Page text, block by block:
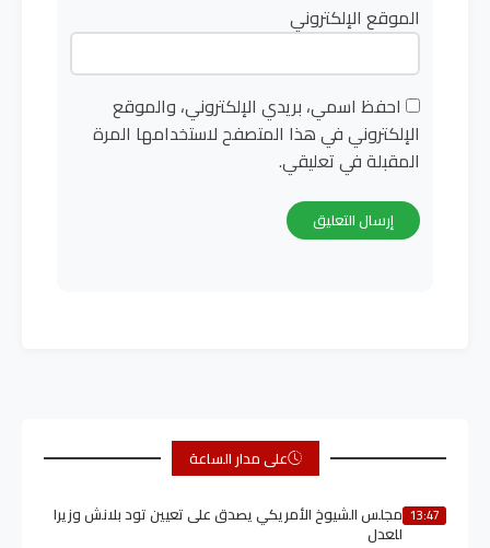
الموقع الإلكتروني
احفظ اسمي، بريدي الإلكتروني، والموقع
الإلكتروني في هذا المتصفح لاستخدامها المرة
المقبلة في تعليقي.
على مدار الساعة
13:47 مجلس الشيوخ الأمريكي يصدق على تعيين تود بلانش وزيرا
للعدل